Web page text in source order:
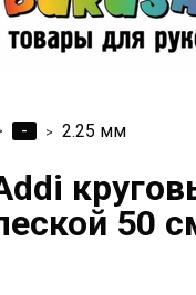
- 2.25 мм
50